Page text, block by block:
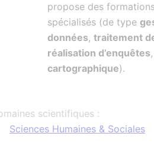
propose des
spécialisés (de type
données, traitement
réalisation d’enquêtes,
cartographique).
scientifiques :
Sciences Humaines & Sociales